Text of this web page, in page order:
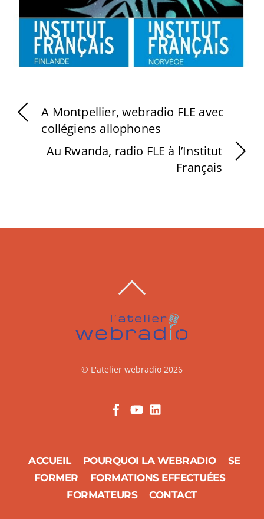
A Montpellier, webradio FLE avec
collégiens allophones
Au Rwanda, radio FLE à l’Institut
Français
TOP
© L'atelier webradio 2026
ACCUEIL POURQUOI LA WEBRADIO
SE
FORMER
FORMATIONS EFFECTUÉES
FORMATEURS
CONTACT